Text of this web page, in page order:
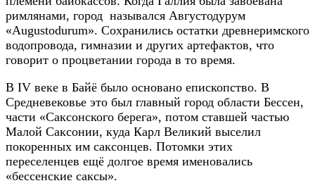
римлянами, город назывался Августодурум
«Augustodurum». Сохранились остатки древнеримского
водопровода, гимназии и других артефактов, что
говорит о процветании города в то время.
В IV веке в Байё было основано епископство. В
Средневековье это был главный город области Бессен,
части «Саксонского берега», потом ставшей частью
Малой Саксонии, куда Карл Великий выселил
покоренных им саксонцев. Потомки этих
переселенцев ещё долгое время именовались
«бессенские саксы».